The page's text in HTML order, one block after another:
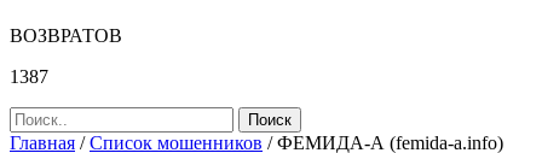
ВОЗВРАТОВ
1387
Главная /Список мошенников /ФЕМИДА-А (femida-a.info)